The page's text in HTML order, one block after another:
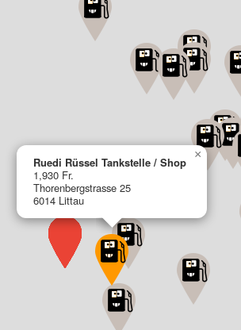
Ruedi Rüssel Tankstelle / Shop
1,930 Fr.
Thorenbergstrasse 25
6014 Littau
×